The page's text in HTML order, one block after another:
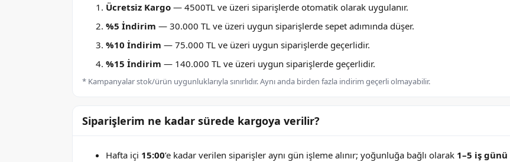
Ücretsiz Kargo — 4500TL ve üzeri siparişlerde otomatik olarak uygulanır.
%5 İndirim — 30.000 TL ve üzeri uygun siparişlerde sepet adımında düşer.
%10 İndirim — 75.000 TL ve üzeri uygun siparişlerde geçerlidir.
%15 İndirim — 140.000 TL ve üzeri uygun siparişlerde geçerlidir.
* Kampanyalar stok/ürün uygunluklarıyla sınırlıdır. Aynı anda birden fazla indirim geçerli olmayabilir.
Siparişlerim ne kadar sürede kargoya verilir?
Hafta içi 15:00’e kadar verilen siparişler aynı gün işleme alınır; yoğunluğa bağlı olarak 1–5 iş günü